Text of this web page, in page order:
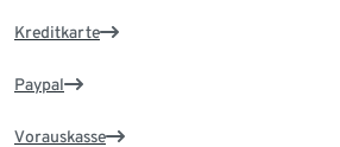
Kreditkarte
Paypal
Vorauskasse